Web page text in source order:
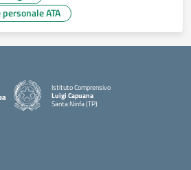
ATA
Istituto Comprensivo
Luigi Capuana
Santa Ninfa (TP)